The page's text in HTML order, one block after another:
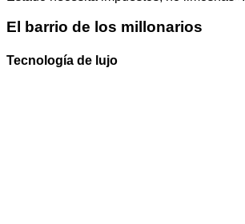
El barrio de los millonarios
Tecnología de lujo